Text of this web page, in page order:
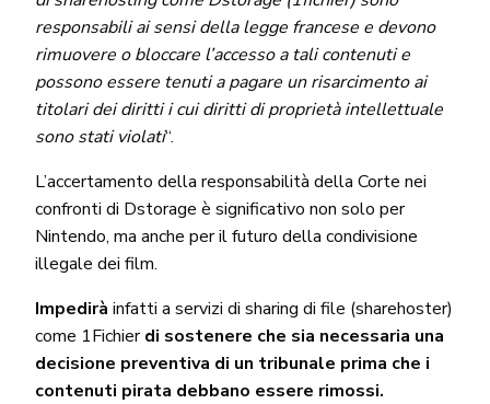
responsabili ai sensi della legge francese e devono
rimuovere o bloccare l’accesso a tali contenuti e
possono essere tenuti a pagare un risarcimento ai
titolari dei diritti i cui diritti di proprietà intellettuale
sono stati violati“.
L’accertamento della responsabilità della Corte nei
confronti di Dstorage è significativo non solo per
Nintendo, ma anche per il futuro della condivisione
illegale dei film.
Impedirà infatti a servizi di sharing di file (sharehoster)
come 1Fichierdi sostenere che sia necessaria una
decisione preventiva di un tribunale prima che i
contenuti pirata debbano essere rimossi.